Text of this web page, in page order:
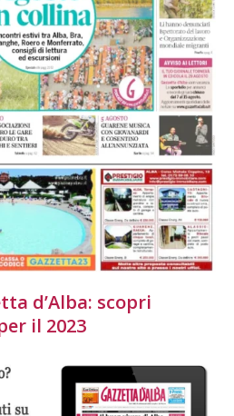
d’Alba: scopri
il 2023